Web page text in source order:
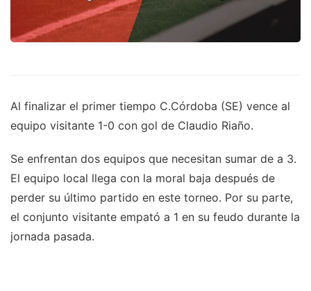
Al finalizar el primer tiempo C.Córdoba (SE) vence al
equipo visitante 1-0 con gol de Claudio Riaño.
Se enfrentan dos equipos que necesitan sumar de a 3.
El equipo local llega con la moral baja después de
perder su último partido en este torneo. Por su parte,
el conjunto visitante empató a 1 en su feudo durante la
jornada pasada.